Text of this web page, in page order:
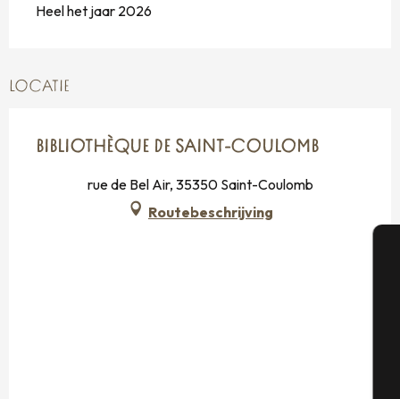
Heel het jaar 2026
LOCATIE
BIBLIOTHÈQUE DE SAINT-COULOMB
rue de Bel Air, 35350 Saint-Coulomb
Routebeschrijving